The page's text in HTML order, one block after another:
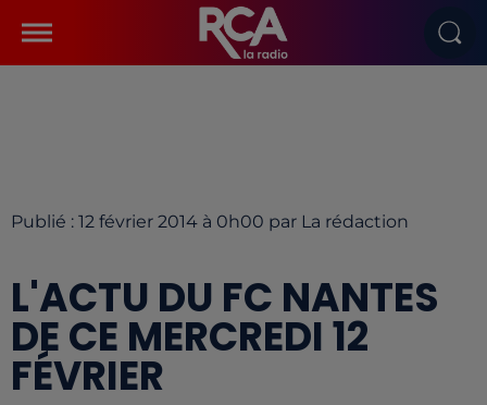
Publié : 12 février 2014 à 0h00 par La rédaction
L'ACTU DU FC NANTES
DE CE MERCREDI 12
FÉVRIER